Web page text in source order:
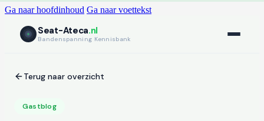
Ga naar hoofdinhoud Ga naar voettekst
Seat-Ateca.nl
Bandenspanning Kennisbank
Terug naar overzicht
Gastblog